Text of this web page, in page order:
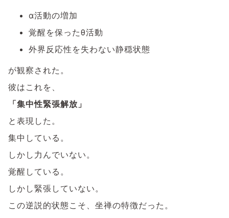
α活動の増加
覚醒を保ったθ活動
外界反応性を失わない静穏状態
が観察された。
彼はこれを、
「集中性緊張解放」
と表現した。
集中している。
しかし力んでいない。
覚醒している。
しかし緊張していない。
この逆説的状態こそ、坐禅の特徴だった。